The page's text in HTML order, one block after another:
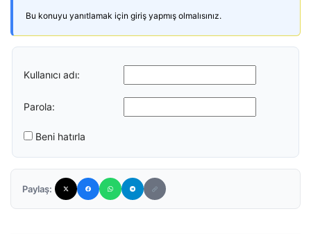
Bu konuyu yanıtlamak için giriş yapmış olmalısınız.
Kullanıcı adı:
Parola:
Beni hatırla
Paylaş: